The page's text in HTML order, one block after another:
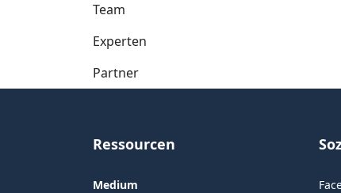
Team
Experten
Partner
Ressourcen
Medium